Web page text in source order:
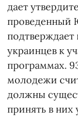
дает
украинцев к
программах.
молодежи
должны
принять в них